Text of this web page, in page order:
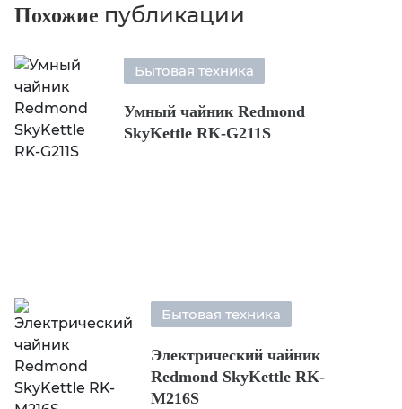
Похожие публикации
Бытовая техника
Умный чайник Redmond
SkyKettle RK-G211S
Бытовая техника
Электрический чайник
Redmond SkyKettle RK-
M216S